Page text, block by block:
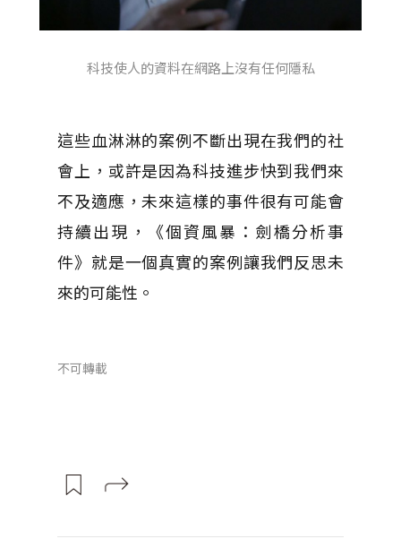
科技使人的資料在網路上沒有任何隱私
這些血淋淋的案例不斷出現在我們的社
會上，或許是因為科技進步快到我們來
不及適應，未來這樣的事件很有可能會
持續出現，《個資風暴：劍橋分析事
件》就是一個真實的案例讓我們反思未
來的可能性。
不可轉載